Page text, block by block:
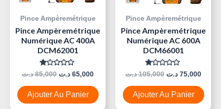
Pince Ampèremétrique
Pince Ampèremétrique
Numérique AC 400A
DCM62001
Note
0
Sur
5
85,000 د.ت 65,000 د.ت
Ajouter Au Panier
Pince Ampèremétrique
Pince Ampèremétrique
Numérique AC 600A
DCM66001
Note
0
Sur
5
105,000 د.ت 75,000 د.ت
Ajouter Au Panier